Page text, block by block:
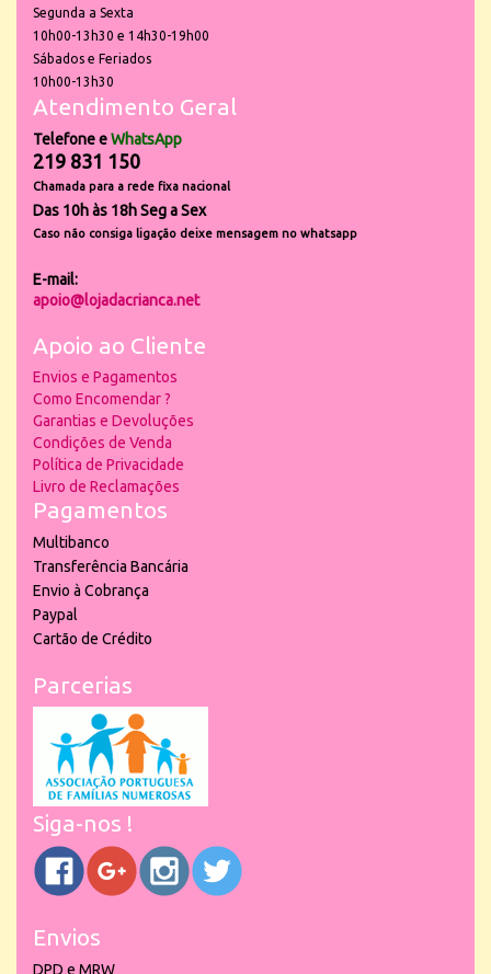
Segunda a Sexta
10h00-13h30 e 14h30-19h00
Sábados e Feriados
10h00-13h30
Atendimento Geral
Telefone eWhatsApp
219 831 150
Chamada para a rede fixa nacional
Das 10h às 18h Seg a Sex
Caso não consiga ligação deixe mensagem no whatsapp
E-mail:
apoio@lojadacrianca.net
Apoio ao Cliente
Envios e Pagamentos
Como Encomendar ?
Garantias e Devoluções
Condições de Venda
Política de Privacidade
Livro de Reclamações
Pagamentos
Multibanco
Transferência Bancária
Envio à Cobrança
Paypal
Cartão de Crédito
Parcerias
Siga-nos !
Envios
DPD e MRW